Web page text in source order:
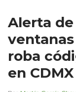
Alerta
roba
en CDMX